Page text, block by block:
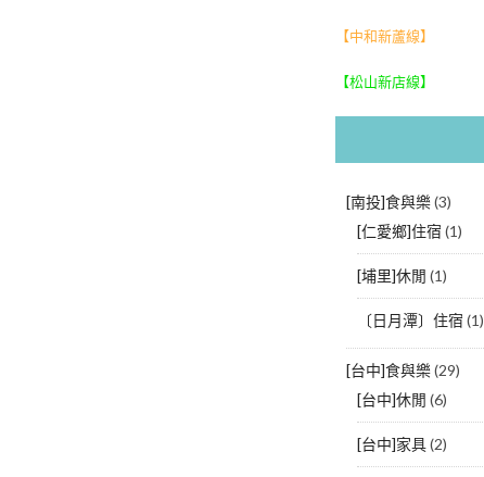
【中和新蘆線】
【松山新店線】
[南投]食與樂(3)
[仁愛鄉]住宿 (1)
[埔里]休閒 (1)
〔日月潭〕住宿 (1)
[台中]食與樂(29)
[台中]休閒 (6)
[台中]家具(2)